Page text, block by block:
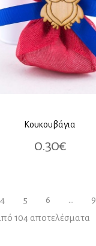
Κουκουβάγια
0.30€
4 5 6 ...
9
104 αποτελέσματα